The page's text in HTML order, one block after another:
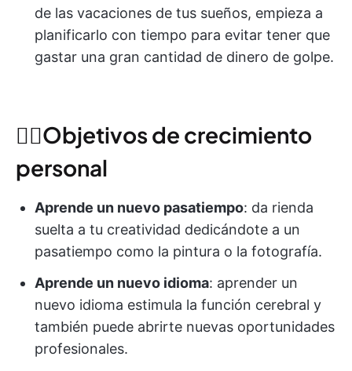
de las vacaciones de tus sueños, empieza a
planificarlo con tiempo para evitar tener que
gastar una gran cantidad de dinero de golpe.
🧘‍♀️Objetivos de crecimiento
personal
Aprende un nuevo pasatiempo: da rienda
suelta a tu creatividad dedicándote a un
pasatiempo como la pintura o la fotografía.
Aprende un nuevo idioma: aprender un
nuevo idioma estimula la función cerebral y
también puede abrirte nuevas oportunidades
profesionales.